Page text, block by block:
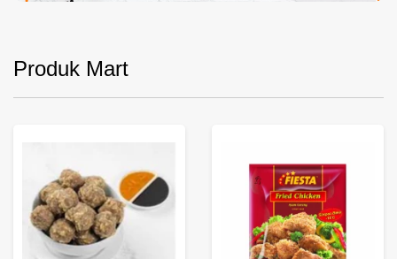
Produk Mart